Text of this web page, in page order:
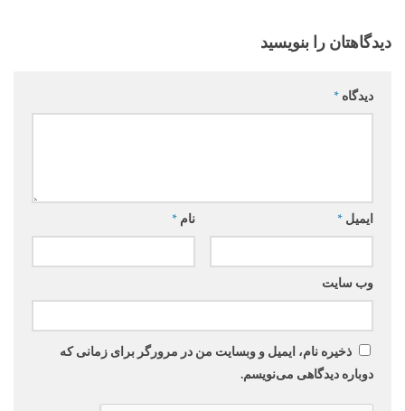
دیدگاهتان را بنویسید
دیدگاه *
نام * ایمیل *
وب‌ سایت
ذخیره نام، ایمیل و وبسایت من در مرورگر برای زمانی که
دوباره دیدگاهی می‌نویسم.